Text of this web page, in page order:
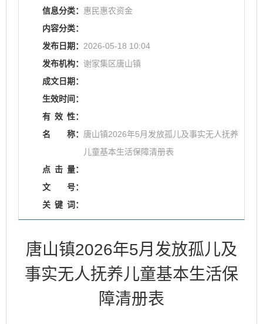
信息分类： 惠民惠农资金
内容分类：
发布日期： 2026-05-18 10:04
发布机构： 谢家集区唐山镇
成文日期：
生效时间：
有 效 性：
名
称： 唐山镇2026年5月发放孤儿及事实无人抚养
儿童基本生活保障清册表
点 击 量：
文
号：
关 键 词：
唐山镇2026年5月发放孤儿及
事实无人抚养儿童基本生活保
障清册表